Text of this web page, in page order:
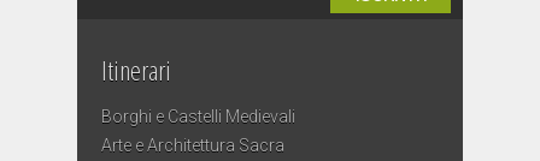
Itinerari
Borghi e Castelli Medievali
Arte e Architettura Sacra